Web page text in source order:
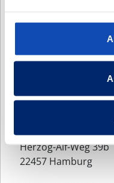
Herzog-Alf-Weg 39b
22457 Hamburg